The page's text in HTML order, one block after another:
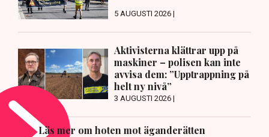
5 AUGUSTI 2026 |
Aktivisterna klättrar upp på
maskiner – polisen kan inte
avvisa dem: ”Upptrappning på
helt ny nivå”
3 AUGUSTI 2026 |
Läs mer om hoten mot äganderätten